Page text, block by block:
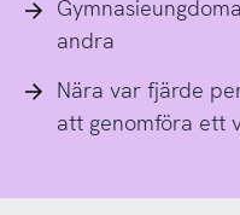
andra
Nära var fjärde
att genomföra ett